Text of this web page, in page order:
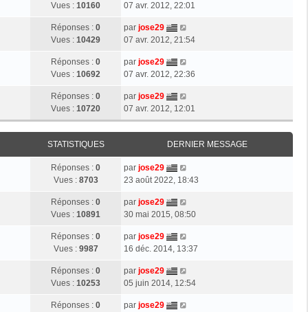
Vues : 10160
07 avr. 2012, 22:01
Réponses : 0
Vues : 10429
par jose29
07 avr. 2012, 21:54
Réponses : 0
Vues : 10692
par jose29
07 avr. 2012, 22:36
Réponses : 0
Vues : 10720
par jose29
07 avr. 2012, 12:01
STATISTIQUES DERNIER MESSAGE
Réponses : 0
Vues : 8703
par jose29
23 août 2022, 18:43
Réponses : 0
Vues : 10891
par jose29
30 mai 2015, 08:50
Réponses : 0
Vues : 9987
par jose29
16 déc. 2014, 13:37
Réponses : 0
Vues : 10253
par jose29
05 juin 2014, 12:54
Réponses : 0
par jose29